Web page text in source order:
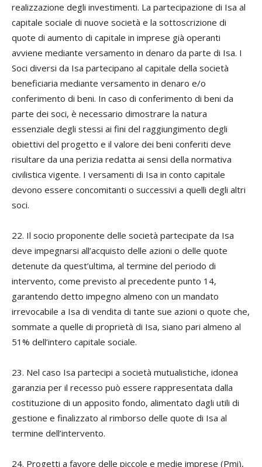
realizzazione degli investimenti. La partecipazione di Isa al
capitale sociale di nuove società e la sottoscrizione di
quote di aumento di capitale in imprese già operanti
avviene mediante versamento in denaro da parte di Isa. I
Soci diversi da Isa partecipano al capitale della società
beneficiaria mediante versamento in denaro e/o
conferimento di beni. In caso di conferimento di beni da
parte dei soci, è necessario dimostrare la natura
essenziale degli stessi ai fini del raggiungimento degli
obiettivi del progetto e il valore dei beni conferiti deve
risultare da una perizia redatta ai sensi della normativa
civilistica vigente. I versamenti di Isa in conto capitale
devono essere concomitanti o successivi a quelli degli altri
soci.
22. Il socio proponente delle società partecipate da Isa
deve impegnarsi all’acquisto delle azioni o delle quote
detenute da quest’ultima, al termine del periodo di
intervento, come previsto al precedente punto 14,
garantendo detto impegno almeno con un mandato
irrevocabile a Isa di vendita di tante sue azioni o quote che,
sommate a quelle di proprietà di Isa, siano pari almeno al
51% dell’intero capitale sociale.
23. Nel caso Isa partecipi a società mutualistiche, idonea
garanzia per il recesso può essere rappresentata dalla
costituzione di un apposito fondo, alimentato dagli utili di
gestione e finalizzato al rimborso delle quote di Isa al
termine dell’intervento.
24. Progetti a favore delle piccole e medie imprese (Pmi),